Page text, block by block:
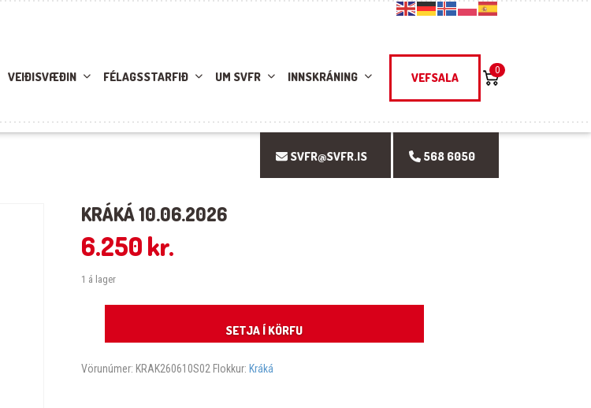
VEIÐISVÆÐIN FÉLAGSSTARFIÐ UM SVFR INNSKRÁNING VEFSALA
0
SVFR@SVFR.IS 568 6050
KRÁKÁ 10.06.2026
6.250kr.
1 á lager
SETJA Í KÖRFU
Vörunúmer: KRAK260610S02 Flokkur: Kráká